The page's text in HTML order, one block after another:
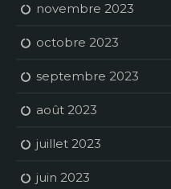
novembre 2023
octobre 2023
septembre 2023
août 2023
juillet 2023
juin 2023